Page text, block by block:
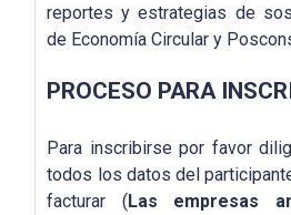
reportes y estrategias de
de Economía Circular y
PROCESO PARA
Para inscribirse por favor
todos los datos del
facturar (Las empresas